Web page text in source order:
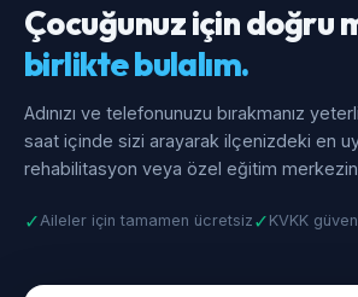
Çocuğunuz için doğru
birlikte bulalım.
Adınızı ve telefonunuzu bırakmanız
saat içinde sizi arayarak ilçenizdeki en
rehabilitasyon veya özel eğitim
✓Aileler için tamamen ücretsiz ✓ KVKK